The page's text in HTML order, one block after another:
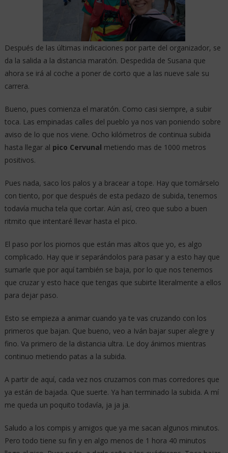
Después de las últimas indicaciones por parte del organizador, se
da la salida a la distancia maratón. Despedida de Susana que
ahora se irá al coche a poner de corto que a las nueve sale su
carrera.
Bueno, pues comienza el maratón. Como casi siempre, a subir
toca. Las empinadas calles del pueblo ya nos van poniendo sobre
aviso de lo que nos viene. Ocho kilómetros de continua subida
hasta llegar al pico Cervunal metiendo mas de 1000 metros
positivos.
Pues nada, saco los palos y a bracear a tope. Hay que tomárselo
con tiento, por que después de esta pedazo de subida, tenemos
todavía mucha tela que cortar. Aún así, creo que subo a buen
ritmito que intentaré llevar hasta el pico.
El paso por los piornos que están mas altos que yo, es algo
complicado. Hay que ir separándolos para pasar y a esto hay que
sumarle que por aquí también se baja, por lo que nos tenemos
que cruzar y esto hace que tengas que subirte literalmente a ellos
para dejar paso.
Esto se empieza a animar cuando ya te vas cruzando con los
primeros que bajan. Que bueno, veo a Iván bajar super alegre y
fino. Va primero de la distancia ultra. Le doy ánimos mientras
continuo metiendo patas a la subida.
A partir de aquí, cada vez nos cruzamos con mas corredores que
ya están de bajada. Que suerte. Ya han terminado la subida. A mí
me queda un poquito todavía, ja ja ja.
Saludo a los compis y amigos que ya me sacan algunos minutos.
Pero todo tiene su fin y en algo menos de 1 hora 40 minutos